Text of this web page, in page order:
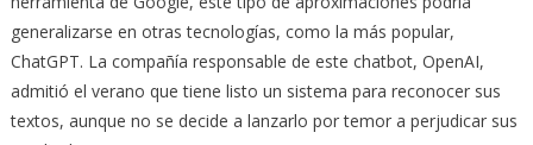
generalizarse en otras tecnologías, como la más popular,
ChatGPT. La compañía responsable de este chatbot, OpenAI,
admitió el verano que tiene listo un sistema para reconocer sus
textos, aunque no se decide a lanzarlo por temor a perjudicar sus